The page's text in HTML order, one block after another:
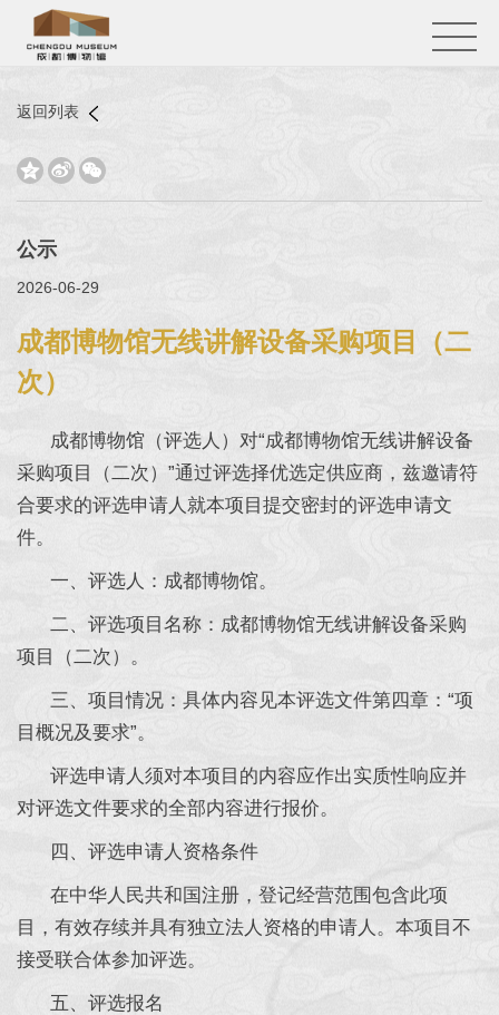
返回列表
  
公示
2026-06-29
成都博物馆无线讲解设备采购项目（二
次）
成都博物馆（评选人）对“成都博物馆无线讲解设备
采购项目（二次）”通过评选择优选定供应商，兹邀请符
合要求的评选申请人就本项目提交密封的评选申请文
件。
一、评选人：成都博物馆。
二、评选项目名称：成都博物馆无线讲解设备采购
项目（二次）。
三、项目情况：具体内容见本评选文件第四章：“项
目概况及要求”。
评选申请人须对本项目的内容应作出实质性响应并
对评选文件要求的全部内容进行报价。
四、评选申请人资格条件
在中华人民共和国注册，登记经营范围包含此项
目，有效存续并具有独立法人资格的申请人。本项目不
接受联合体参加评选。
五、评选报名